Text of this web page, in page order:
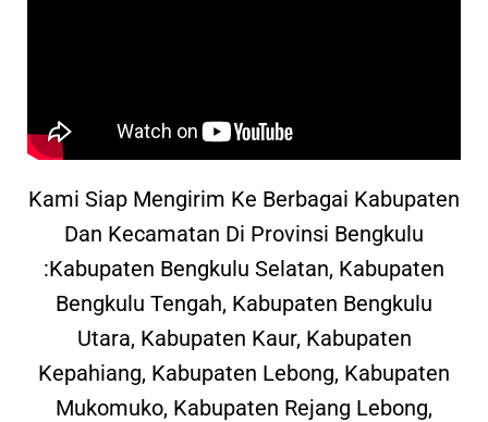
Kami Siap Mengirim Ke Berbagai Kabupaten
Dan Kecamatan Di Provinsi Bengkulu
:Kabupaten Bengkulu Selatan, Kabupaten
Bengkulu Tengah, Kabupaten Bengkulu
Utara, Kabupaten Kaur, Kabupaten
Kepahiang, Kabupaten Lebong, Kabupaten
Mukomuko, Kabupaten Rejang Lebong,